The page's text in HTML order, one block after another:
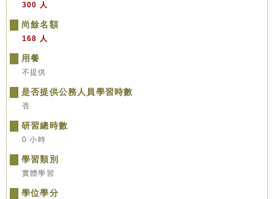
300 人
尚餘名額
168 人
用餐
不提供
是否提供公務人員學習時數
否
研習總時數
0 小時
學習類別
實體學習
學位學分